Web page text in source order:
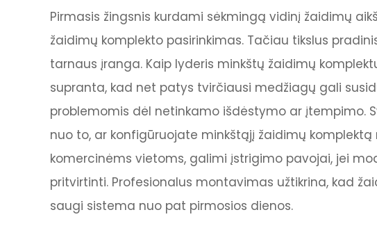
Pirmasis žingsnis kurdami sėkmingą vidinį žaidimų
žaidimų komplekto pasirinkimas. Tačiau tikslus
tarnaus įranga. Kaip lyderis minkštų žaidimų
supranta, kad net patys tvirčiausi medžiagų gali
problemomis dėl netinkamo išdėstymo ar įtempimo.
nuo to, ar konfigūruojate minkštąjį žaidimų
komercinėms vietoms, galimi įstrigimo pavojai, jei
pritvirtinti. Profesionalus montavimas užtikrina, kad
saugi sistema nuo pat pirmosios dienos.